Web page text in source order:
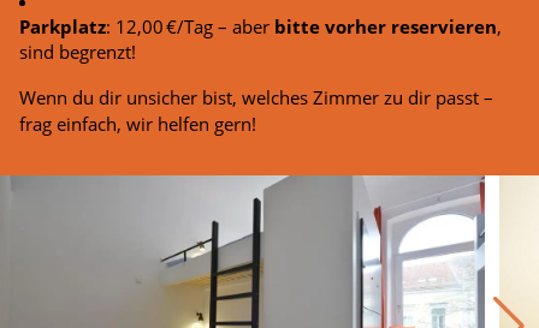
Parkplatz: 12,00 €/Tag – aber bitte vorher reservieren,
sind begrenzt!
Wenn du dir unsicher bist, welches Zimmer zu dir passt –
frag einfach, wir helfen gern!